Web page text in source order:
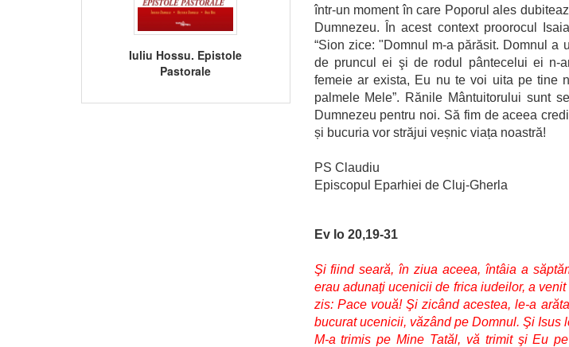
Iuliu Hossu. Epistole
Pastorale
într-un moment în care Poporul ales
Dumnezeu. În acest context proorocul
“Sion zice: "Domnul m-a părăsit. Domnul a
de pruncul ei şi de rodul pântecelui ei n-
femeie ar exista, Eu nu te voi uita pe tine
palmele Mele”. Rănile Mântuitorului sunt
Dumnezeu pentru noi. Să fim de aceea
și bucuria vor străjui veșnic viața noastră!
PS Claudiu
Episcopul Eparhiei de Cluj-Gherla
Ev Io 20,19-31
Şi fiind seară, în ziua aceea, întâia a
erau adunaţi ucenicii de frica iudeilor, a
zis: Pace vouă! Şi zicând acestea, le-a
bucurat ucenicii, văzând pe Domnul. Şi Isus
M-a trimis pe Mine Tatăl, vă trimit şi Eu